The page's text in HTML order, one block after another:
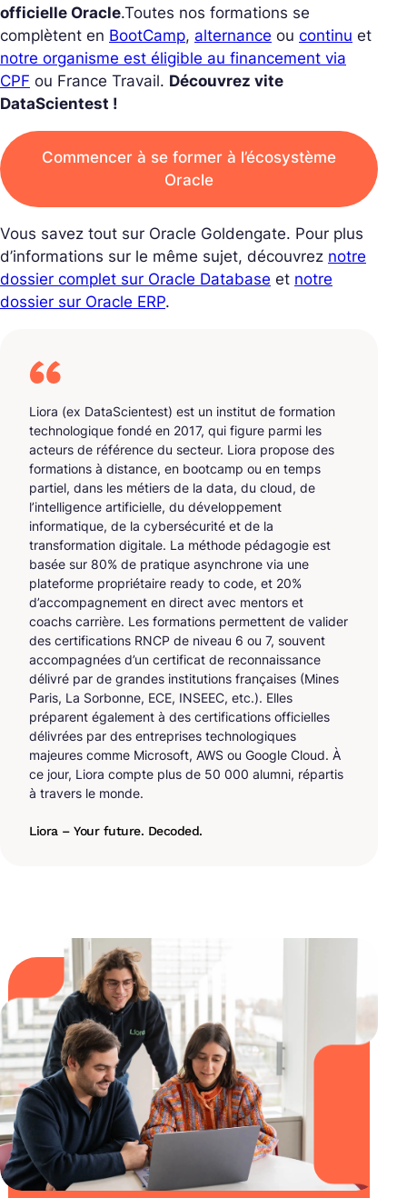
officielle Oracle.Toutes nos formations se
complètent en BootCamp, alternance ou continu et
notre organisme est éligible au financement via
CPF ou France Travail. Découvrez vite
DataScientest !
Commencer à se former à l’écosystème
Oracle
Vous savez tout sur Oracle Goldengate. Pour plus
d’informations sur le même sujet, découvrez notre
dossier complet sur Oracle Database et notre
dossier sur Oracle ERP.
Liora (ex DataScientest) est un institut de formation
technologique fondé en 2017, qui figure parmi les
acteurs de référence du secteur. Liora propose des
formations à distance, en bootcamp ou en temps
partiel, dans les métiers de la data, du cloud, de
l’intelligence artificielle, du développement
informatique, de la cybersécurité et de la
transformation digitale. La méthode pédagogie est
basée sur 80% de pratique asynchrone via une
plateforme propriétaire ready to code, et 20%
d’accompagnement en direct avec mentors et
coachs carrière. Les formations permettent de valider
des certifications RNCP de niveau 6 ou 7, souvent
accompagnées d’un certificat de reconnaissance
délivré par de grandes institutions françaises (Mines
Paris, La Sorbonne, ECE, INSEEC, etc.). Elles
préparent également à des certifications officielles
délivrées par des entreprises technologiques
majeures comme Microsoft, AWS ou Google Cloud. À
ce jour, Liora compte plus de 50 000 alumni, répartis
à travers le monde.
Liora – Your future. Decoded.